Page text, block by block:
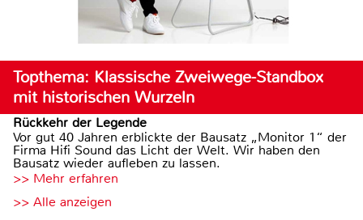
Topthema: Klassische Zweiwege-Standbox
mit historischen Wurzeln
Rückkehr der Legende
Vor gut 40 Jahren erblickte der Bausatz „Monitor 1“ der
Firma Hifi Sound das Licht der Welt. Wir haben den
Bausatz wieder aufleben zu lassen.
>> Mehr erfahren
>> Alle anzeigen